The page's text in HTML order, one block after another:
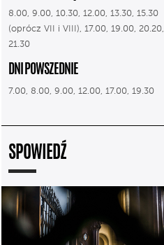
8.00, 9.00, 10.30, 12.00, 13.30, 15.30
(oprócz VII i VIII), 17.00, 19.00, 20.20,
21.30
DNI POWSZEDNIE
7.00, 8.00, 9.00, 12.00, 17.00, 19.30
SPOWIEDŹ